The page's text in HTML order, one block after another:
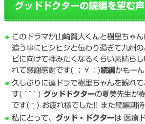
グッドドクターの続編を望む
このドラマが山崎賢人くんと樹里ちゃ
追う事にヒシヒシと伝わり過ぎて九州
ビに向けて拝みたくなるくらい素晴ら
れて感謝感謝です( ；∀；)続編かもーん
久しぶりに連ドラで樹里ちゃんを観れ
す( ˙ ˘ ˙ ) グッドドクターの夏美先生が
です( ¨̮ ) お疲れ様でした!! また続編期待
私にとって、 グッド・ドクターは 医療